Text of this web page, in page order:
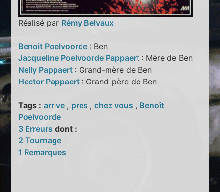
Réalisé par Rémy Belvaux
Benoit Poelvoorde : Ben
Jacqueline Poelvoorde Pappaert : Mère de Ben
Nelly Pappaert : Grand-mère de Ben
Hector Pappaert : Grand-père de Ben
Tags : arrive , pres ,chez vous , Benoît
Poelvoorde
3 Erreurs dont :
2 Tournage
1 Remarques